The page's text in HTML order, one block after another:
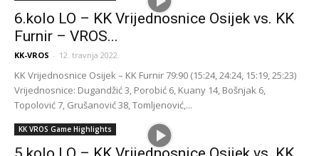
6.kolo LO – KK Vrijednosnice Osijek vs. KK
Furnir – VROS...
KK-VROS - 12. travnja 2022.
KK Vrijednosnice Osijek – KK Furnir 79:90 (15:24, 24:24, 15:19, 25:23)
Vrijednosnice: Dugandžić 3, Porobić 6, Kuany 14, Bošnjak 6,
Topolović 7, Grušanović 38, Tomljenović,...
KK VROS Game Highlights